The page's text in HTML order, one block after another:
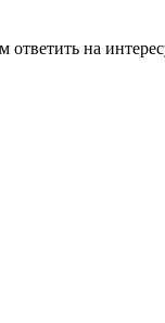
на